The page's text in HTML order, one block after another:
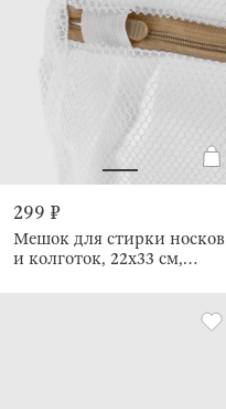
299 ₽
Мешок для стирки носков
и колготок, 22х33 см,